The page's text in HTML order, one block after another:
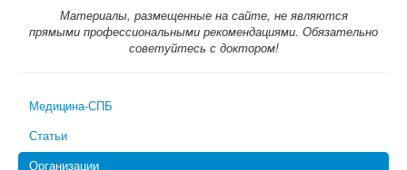
Материалы, размещенные на сайте, не являются
прямыми профессиональными рекомендациями. Обязательно
советуйтесь с доктором!
Медицина-СПБ
Статьи
Организации